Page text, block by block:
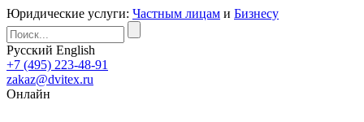
Юридические услуги: Частным лицам и Бизнесу
Русский English
+7 (495) 223-48-91
zakaz@dvitex.ru
Онлайн